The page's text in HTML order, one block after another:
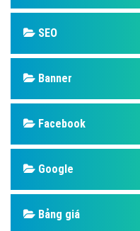
SEO
Banner
Facebook
Google
Bảng giá